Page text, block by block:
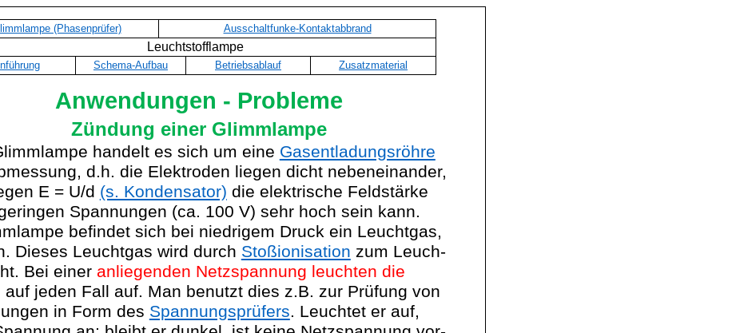
(Phasenprüfer)
Ausschaltfunke-Kontaktabbrand
Leuchtstofflampe
Schema-Aufbau Betriebsablauf Zusatzmaterial
Anwendungen - Probleme
Zündung einer Glimmlampe
handelt es sich um eine Gasentladungsröhre
d.h. die Elektroden liegen dicht nebeneinander,
E = U/d (s. Kondensator) die elektrische Feldstärke
Spannungen (ca. 100 V) sehr hoch sein kann.
befindet sich bei niedrigem Druck ein Leuchtgas,
Dieses Leuchtgas wird durch Stoßionisation zum Leuch-
Bei einer anliegenden Netzspannung leuchten die
auf jeden Fall auf. Man benutzt dies z.B. zur Prüfung von
in Form des Spannungsprüfers. Leuchtet er auf,